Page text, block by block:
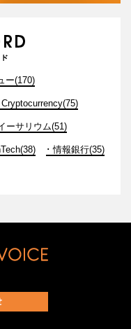
ー(170)
Cryptocurrency(75)
ーサリウム(51)
情報銀行(35)